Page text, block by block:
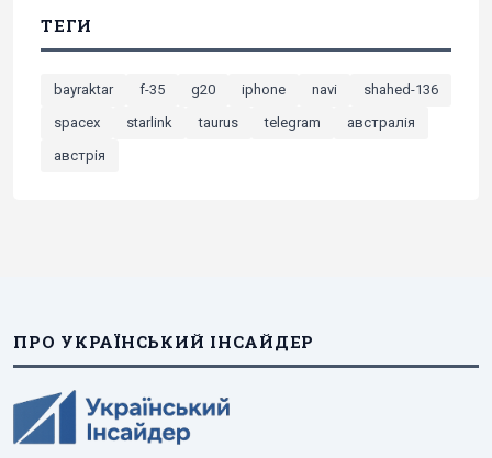
ТЕГИ
bayraktar f-35 g20 iphone navi
shahed-136
spacex
starlink taurus telegram
австралія
австрія
ПРО УКРАЇНСЬКИЙ ІНСАЙДЕР